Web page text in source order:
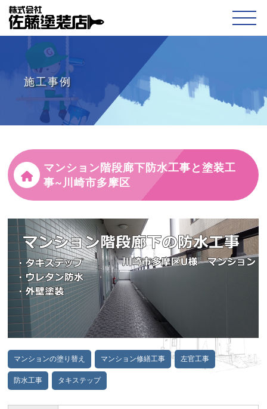
施工事例
マンション階段廊下防水工事と塗装工
事~川崎市多摩区
マンションの塗り替え マンション修繕工事 左官工事
防水工事 タキステップ